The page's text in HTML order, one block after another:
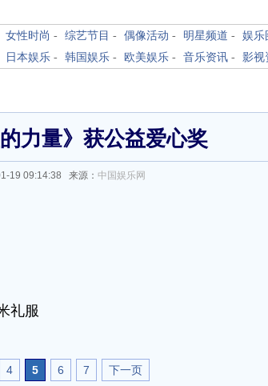
女性时尚 - 综艺节目 - 偶像活动 - 明星频道 - 娱乐
日本娱乐 - 韩国娱乐 - 欧美娱乐 - 音乐资讯 - 影视
力量》获公益爱心奖
19 09:14:38 来源： 中国娱乐网
礼服
4 5 6 7 下一页